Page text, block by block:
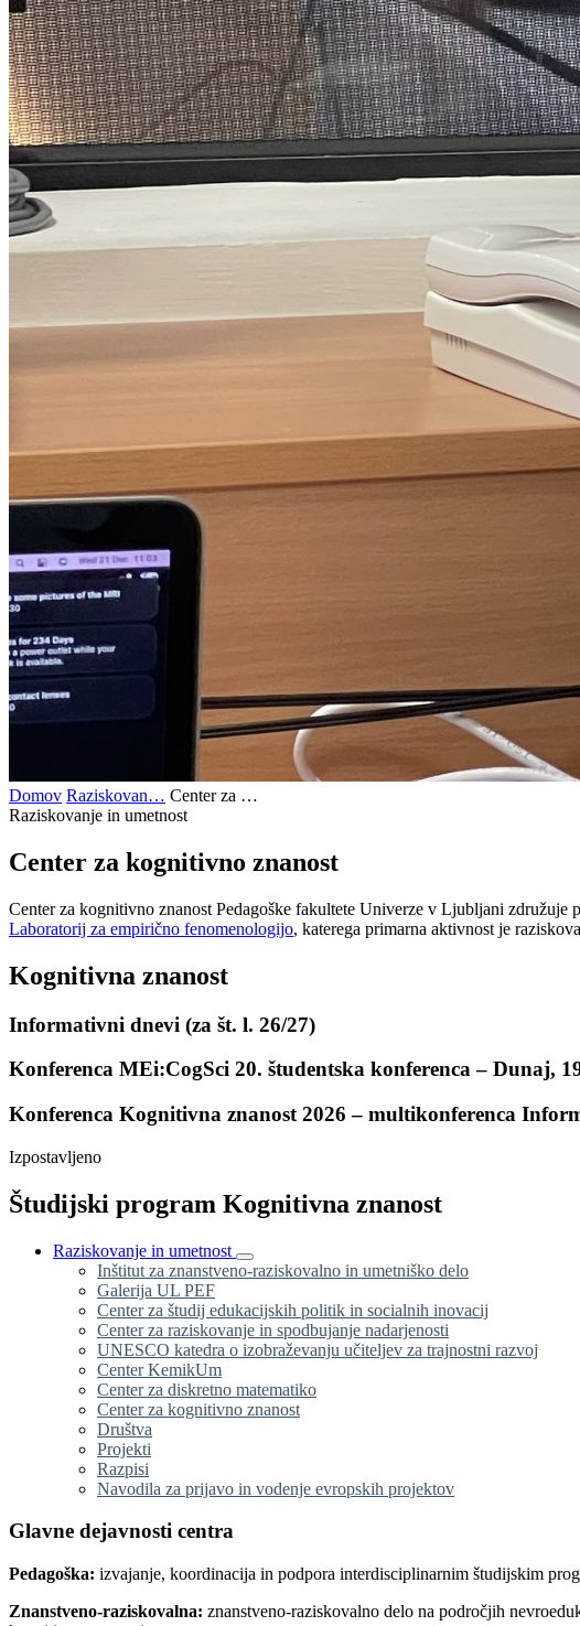
Domov Raziskovan… Center za …
Raziskovanje in umetnost
Center za kognitivno znanost
Center za kognitivno znanost Pedagoške fakultete Univerze v Ljubljani
Laboratorij za empirično fenomenologijo, katerega primarna aktivnost je
Kognitivna znanost
Informativni dnevi (za št. l. 26/27)
Konferenca MEi:CogSci 20. študentska konferenca – Dunaj,
Konferenca Kognitivna znanost 2026 – multikonferenca
Izpostavljeno
Študijski program Kognitivna znanost
Raziskovanje in umetnost
Inštitut za znanstveno-raziskovalno in umetniško delo
Galerija UL PEF
Center za študij edukacijskih politik in socialnih inovacij
Center za raziskovanje in spodbujanje nadarjenosti
UNESCO katedra o izobraževanju učiteljev za trajnostni razvoj
Center KemikUm
Center za diskretno matematiko
Center za kognitivno znanost
Društva
Projekti
Razpisi
Navodila za prijavo in vodenje evropskih projektov
Glavne dejavnosti centra
Pedagoška: izvajanje, koordinacija in podpora interdisciplinarnim študijskim
Znanstveno-raziskovalna: znanstveno-raziskovalno delo na področjih